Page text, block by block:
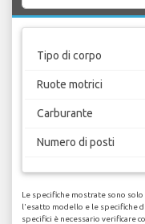
Tipo di corpo
Ruote motrici
Carburante
Numero di posti
Le specifiche mostrate sono
l'esatto modello e le specifiche
specifici è necessario verificare